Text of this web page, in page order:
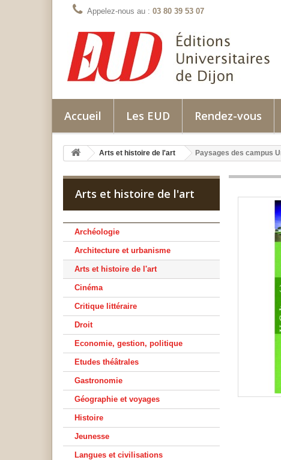
Appelez-nous au : 03 80 39 53 07
Accueil Les EUD Rendez-vous
Arts et histoire de l'art Paysages des campus
Arts et histoire de l'art
Archéologie
Architecture et urbanisme
Arts et histoire de l'art
Cinéma
Critique littéraire
Droit
Economie, gestion, politique
Etudes théâtrales
Gastronomie
Géographie et voyages
Histoire
Jeunesse
Langues et civilisations